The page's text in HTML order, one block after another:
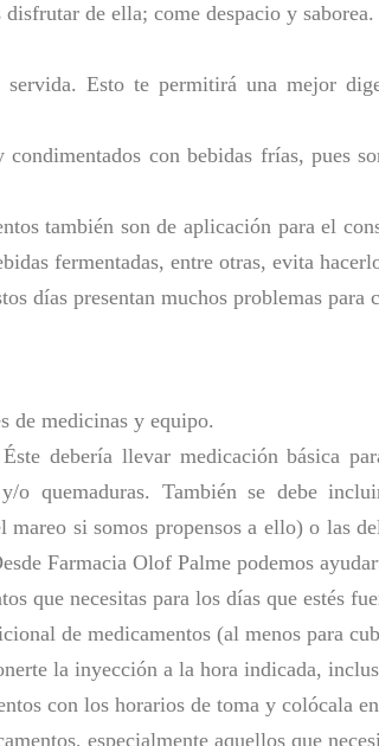
de ella; come despacio y saborea.
Esto te permitirá una mejor
con bebidas frías, pues
también son de aplicación para el
fermentadas, entre otras, evita
días presentan muchos problemas
de medicinas y equipo.
debería llevar medicación básica
o quemaduras. También se debe
si somos propensos a ello) o las
Farmacia Olof Palme podemos
que necesitas para los días que estés
de medicamentos (al menos para
la inyección a la hora indicada,
con los horarios de toma y colócala
especialmente aquellos que